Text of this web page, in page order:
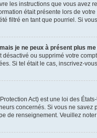
les instructions que vous
était présente lors de
filtré en tant que pourriel. Si
je ne peux à présent plus
désactivé ou supprimé votre
Si tel était le cas, inscrivez-
Act) est une loi des
concernés. Si vous ne
de renseignement. Veuillez